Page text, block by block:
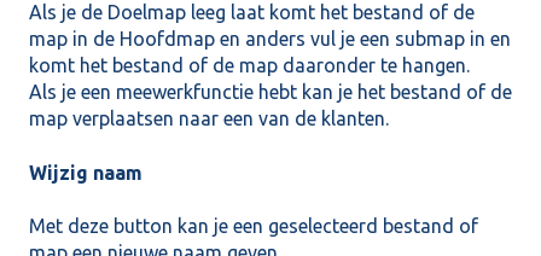
Als je de Doelmap leeg laat komt het bestand of de
map in de Hoofdmap en anders vul je een submap in en
komt het bestand of de map daaronder te hangen.
Als je een meewerkfunctie hebt kan je het bestand of de
map verplaatsen naar een van de klanten.
Wijzig naam
Met deze button kan je een geselecteerd bestand of